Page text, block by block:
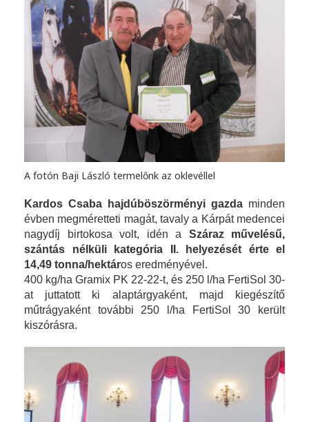
A fotón Baji László termelőnk az oklevéllel
Kardos Csaba hajdúböszörményi gazda minden
évben megméretteti magát, tavaly a Kárpát medencei
nagydíj birtokosa volt, idén a Száraz művelésű,
szántás nélküli kategória II. helyezését érte el
14,49 tonna/hektáros eredményével.
400 kg/ha Gramix PK 22-22-t, és 250 l/ha FertiSol 30-
at juttatott ki alaptárgyaként, majd kiegészítő
műtrágyaként további 250 l/ha FertiSol 30 került
kiszórásra.